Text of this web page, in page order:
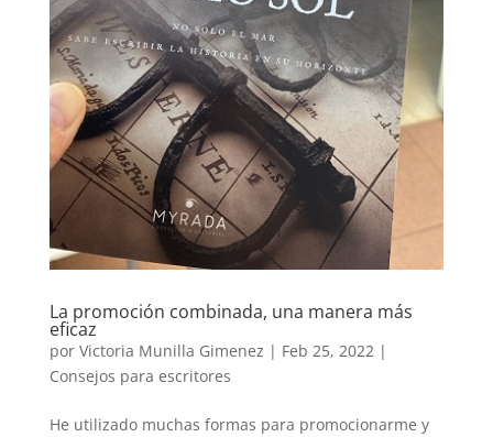
La promoción combinada, una manera más
eficaz
por Victoria Munilla Gimenez | Feb 25, 2022|
Consejos para escritores
He utilizado muchas formas para promocionarme y